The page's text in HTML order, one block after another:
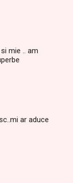
mie .. am
ar aduce